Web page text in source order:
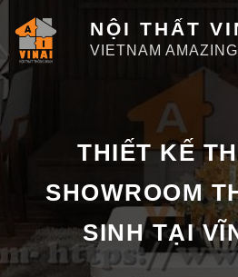
NỘI THẤT
VIETNAM
THIẾT KẾ
SHOWROOM
SINH TẠI